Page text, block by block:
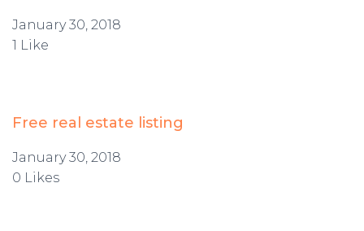
January 30, 2018
1 Like
Free real estate listing
January 30, 2018
0 Likes